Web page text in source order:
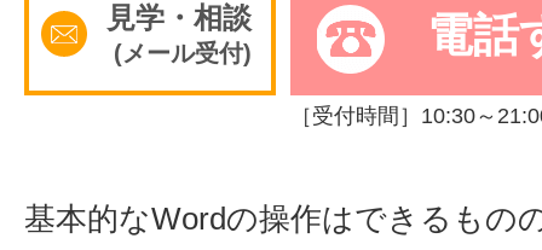
サイトマッ
見学・相談
(メール受付) 電話
［受付時間］10:30～
基本的なWordの操作はできるもの